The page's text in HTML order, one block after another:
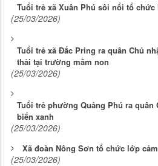
Tuổi trẻ xã Xuân Phú sôi nổi tổ chức
(25/03/2026)
Tuổi trẻ xã Đắc Pring ra quân Chủ
thải tại trường mầm non
(25/03/2026)
Tuổi trẻ phường Quảng Phú ra quân
biển xanh
(25/03/2026)
Xã đoàn Nông Sơn tổ chức lớp
(25/03/2026)